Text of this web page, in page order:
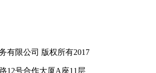
有限公司 版权所有2017
12号合作大厦A座11层